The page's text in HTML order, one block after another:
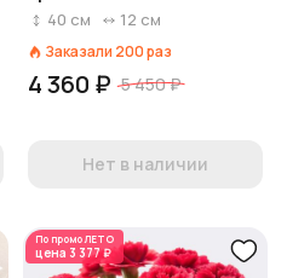
лентой сорта Диантус,
40 см 12 см
Заказали 200раз
4 360 ₽ 5 450 ₽
Нет в наличии
По промоЛЕТО
цена 3 377 ₽